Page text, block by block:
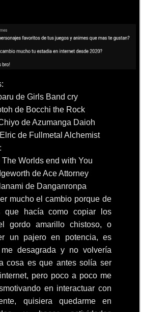
de Girls Band cry
de Bocchi the Rock
de Azumanga Daioh
de Fullmetal Alchemist
Worlds end with You
de Ace Attorney
de Danganronpa
mucho el cambio porque de
que hacía como copiar los
gordo amarillo chistoso, o
un pajero en potencia, es
desagrada y no volvería
cosa es que antes solía ser
pero poco a poco me
en interactuar con
quisiera quedarme en